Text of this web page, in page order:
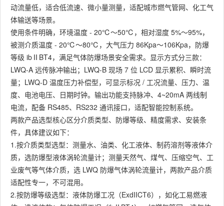
动流量低，适合低流速、微小量测量，适配城市燃气管网、化工气
体输送等场景。
使用条件明确，环境温度 - 20℃～50℃，相对湿度 5%～95%，
被测介质温度 - 20℃～80℃，大气压力 86Kpa～106Kpa，防爆
等级 ibⅡBT4，满足气体防爆场景安全需求。显示方式分三款：
LWQ-A 远传脉冲输出；LWQ-B 现场 7 位 LCD 显示累积、瞬时流
量；LWQ-D 温度压力补偿型，可显示标况 / 工况流量、压力、温
度、电池电压、日期时钟。输出功能支持脉冲、4~20mA 两线制
电流，配备 RS485、RS232 通讯接口，适配智能控制系统。
两款产品选型核心区分介质类型、防爆等级、精度需求、安装条
件，具体建议如下：
1.按介质类型选型：测量水、油类、化工液体、制药溶剂等液体介
质，选防爆型液体涡轮流量计；测量天然气、煤气、压缩空气、工
业废气等气体介质，选 LWQ 防爆气体涡轮流量计，两款产品介质
适配性专一，不可混用。
2.按防爆等级选型：液体防爆工况（ExdIICT6），如化工易燃液